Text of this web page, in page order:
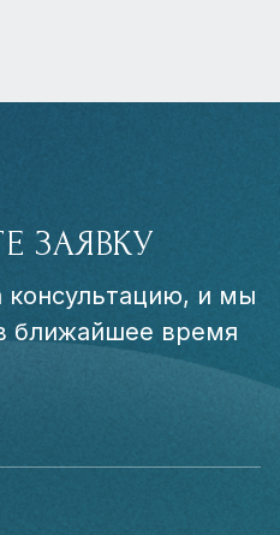
ЗАЯВКУ
консультацию, и мы
ближайшее время